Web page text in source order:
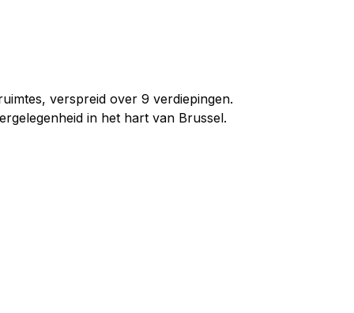
verspreid over 9 verdiepingen.
in het hart van Brussel.